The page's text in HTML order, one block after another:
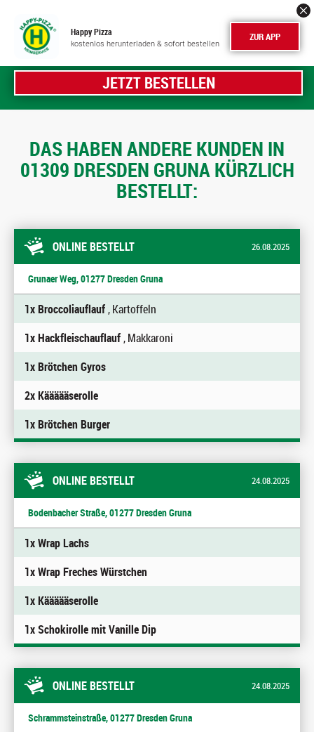
Happy Pizza
kostenlos herunterladen & sofort bestellen ZUR APP
JETZT BESTELLEN
DAS HABEN ANDERE KUNDEN IN
01309 DRESDEN GRUNA KÜRZLICH
BESTELLT:
ONLINE BESTELLT 26.08.2025
Grunaer Weg, 01277 Dresden Gruna
1x Broccoliauflauf, Kartoffeln
1x Hackfleischauflauf, Makkaroni
1x Brötchen Gyros
2x Käääääserolle
1x Brötchen Burger
ONLINE BESTELLT 24.08.2025
Bodenbacher Straße, 01277 Dresden Gruna
1x Wrap Lachs
1x Wrap Freches Würstchen
1x Käääääserolle
1x Schokirolle mit Vanille Dip
ONLINE BESTELLT 24.08.2025
Schrammsteinstraße, 01277 Dresden Gruna